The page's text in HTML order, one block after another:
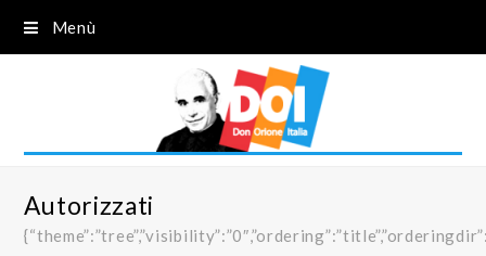
Menù
Autorizzati